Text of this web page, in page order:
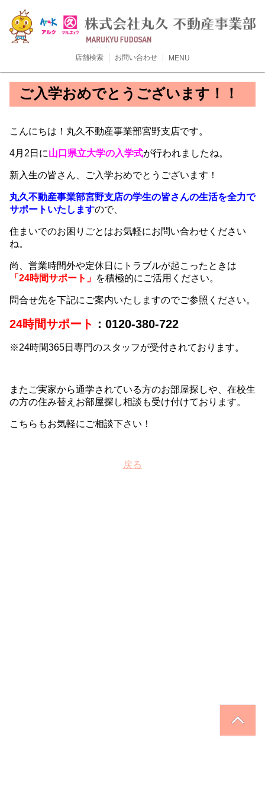
店舗検索 お問い合わせ MENU
ご入学おめでとうございます！！
こんにちは！丸久不動産事業部宮野支店です。
4月2日に山口県立大学の入学式が行われましたね。
新入生の皆さん、ご入学おめでとうございます！
丸久不動産事業部宮野支店の学生の皆さんの生活を全力で
サポートいたしますので、
住まいでのお困りごとはお気軽にお問い合わせください
ね。
尚、営業時間外や定休日にトラブルが起こったときは
「24時間サポート」 を積極的にご活用ください。
問合せ先を下記にご案内いたしますのでご参照ください。
24時間サポート ：0120-380-722
※24時間365日専門のスタッフが受付されております。
またご実家から通学されている方のお部屋探しや、在校生
の方の住み替えお部屋探し相談も受け付けております。
こちらもお気軽にご相談下さい！
戻る